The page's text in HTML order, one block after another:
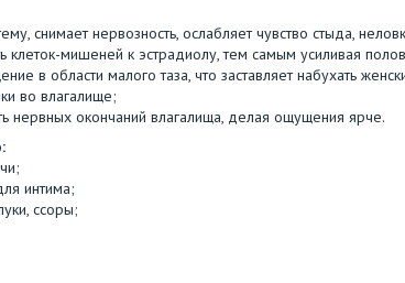
снимает нервозность, ослабляет чувство стыда,
клеток-мишеней к эстрадиолу, тем самым усиливая
в области малого таза, что заставляет набухать
во влагалище;
нервных окончаний влагалища, делая ощущения ярче.
интима;
ссоры;